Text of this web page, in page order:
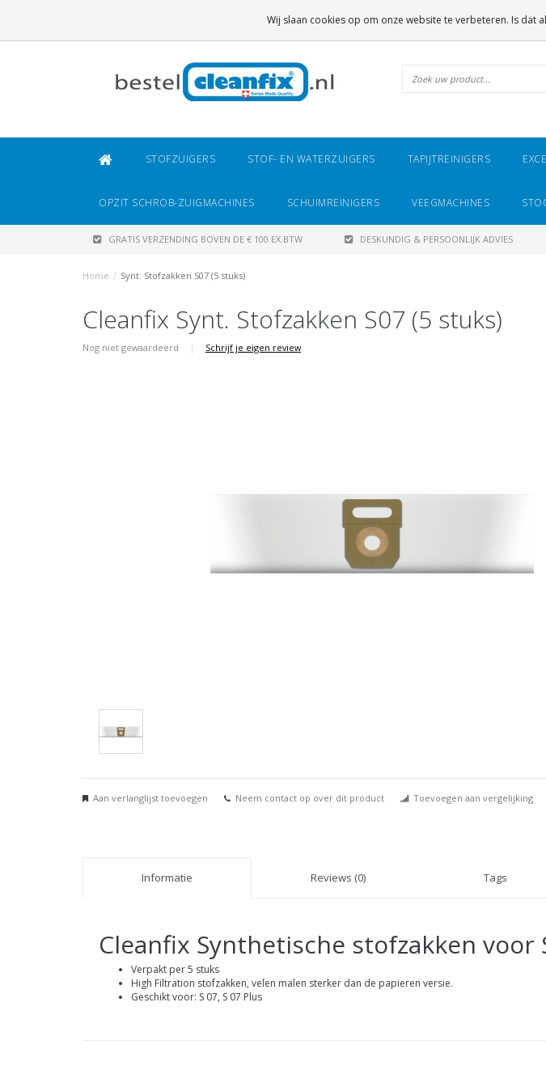
STOFZUIGERS STOF- EN WATERZUIGERS TAPIJTREINIGERS
OPZIT SCHROB-ZUIGMACHINES SCHUIMREINIGERS VEEGMACHINES
GRATIS VERZENDING BOVEN DE € 100 EX.BTW DESKUNDIG & PERSOONLIJK ADVIES
Home / Synt. Stofzakken S07 (5 stuks)
Cleanfix Synt. Stofzakken S07 (5 stuks)
Nog niet gewaardeerd | Schrijf je eigen review
Aan verlanglijst toevoegen Neem contact op over dit product Toevoegen aan vergelijking
Informatie Reviews (0) Tags
Cleanfix Synthetische stofzakken voor
Verpakt per 5 stuks
High Filtration stofzakken, velen malen sterker dan de papieren versie.
Geschikt voor: S 07, S 07 Plus
Wij slaan cookies op om onze website te verbeteren. Is dat